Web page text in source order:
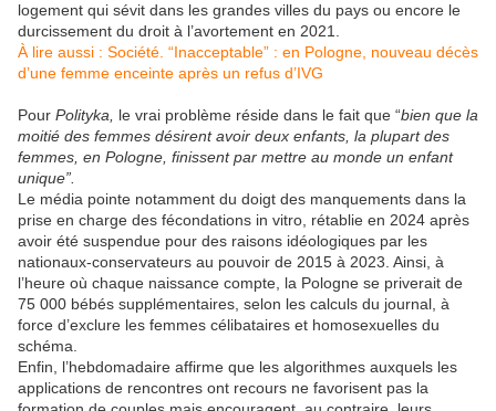
logement qui sévit dans les grandes villes du pays ou encore le
durcissement du droit à l’avortement en 2021.
À lire aussi : Société. “Inacceptable” : en Pologne, nouveau décès
d’une femme enceinte après un refus d’IVG
Pour Polityka, le vrai problème réside dans le fait que “bien que la
moitié des femmes désirent avoir deux enfants, la plupart des
femmes, en Pologne, finissent par mettre au monde un enfant
unique”.
Le média pointe notamment du doigt des manquements dans la
prise en charge des fécondations in vitro, rétablie en 2024 après
avoir été suspendue pour des raisons idéologiques par les
nationaux-conservateurs au pouvoir de 2015 à 2023. Ainsi, à
l’heure où chaque naissance compte, la Pologne se priverait de
75 000 bébés supplémentaires, selon les calculs du journal, à
force d’exclure les femmes célibataires et homosexuelles du
schéma.
Enfin, l’hebdomadaire affirme que les algorithmes auxquels les
applications de rencontres ont recours ne favorisent pas la